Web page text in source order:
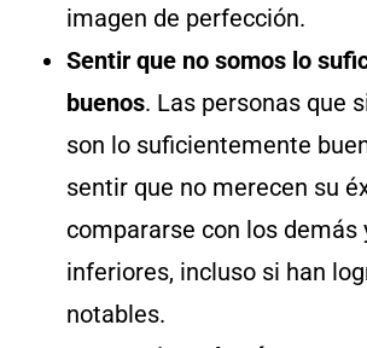
imagen de perfección.
Sentir que no somos lo
buenos. Las personas que
son lo suficientemente
sentir que no merecen su
compararse con los demás
inferiores, incluso si han
notables.